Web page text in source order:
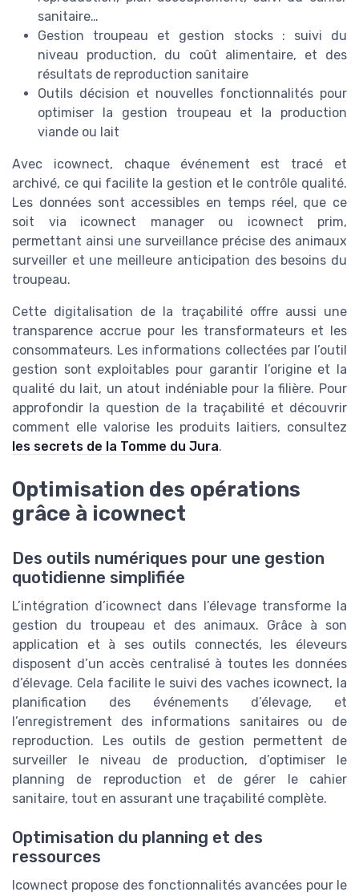
sanitaire…
Gestion troupeau et gestion stocks : suivi du
niveau production, du coût alimentaire, et des
résultats de reproduction sanitaire
Outils décision et nouvelles fonctionnalités pour
optimiser la gestion troupeau et la production
viande ou lait
Avec icownect, chaque événement est tracé et
archivé, ce qui facilite la gestion et le contrôle qualité.
Les données sont accessibles en temps réel, que ce
soit via icownect manager ou icownect prim,
permettant ainsi une surveillance précise des animaux
surveiller et une meilleure anticipation des besoins du
troupeau.
Cette digitalisation de la traçabilité offre aussi une
transparence accrue pour les transformateurs et les
consommateurs. Les informations collectées par l’outil
gestion sont exploitables pour garantir l’origine et la
qualité du lait, un atout indéniable pour la filière. Pour
approfondir la question de la traçabilité et découvrir
comment elle valorise les produits laitiers, consultez
les secrets de la Tomme du Jura.
Optimisation des opérations
grâce à icownect
Des outils numériques pour une gestion
quotidienne simplifiée
L’intégration d’icownect dans l’élevage transforme la
gestion du troupeau et des animaux. Grâce à son
application et à ses outils connectés, les éleveurs
disposent d’un accès centralisé à toutes les données
d’élevage. Cela facilite le suivi des vaches icownect, la
planification des événements d’élevage, et
l’enregistrement des informations sanitaires ou de
reproduction. Les outils de gestion permettent de
surveiller le niveau de production, d’optimiser le
planning de reproduction et de gérer le cahier
sanitaire, tout en assurant une traçabilité complète.
Optimisation du planning et des
ressources
Icownect propose des fonctionnalités avancées pour le